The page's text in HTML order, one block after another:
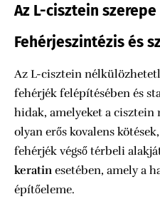
Az L-cisztein
Fehérjeszintézis és
Az L-cisztein
fehérjék felépítésében és
hidak, amelyeket a cisztein
olyan erős kovalens
fehérjék végső térbeli
keratin esetében, amely a
építőeleme.